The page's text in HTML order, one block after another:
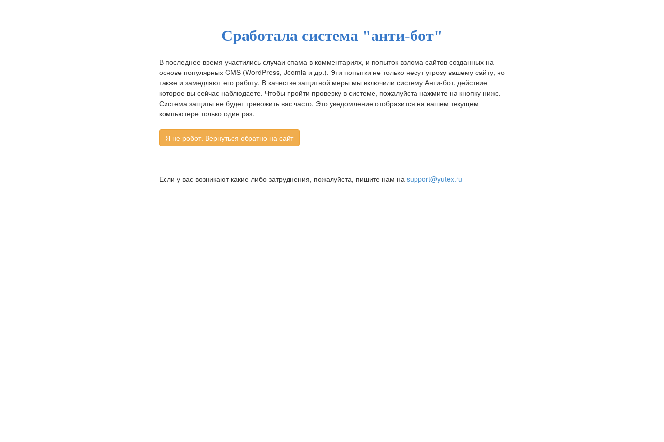
Сработала система "анти-бот"
В последнее время участились случаи спама в комментариях, и попыток взлома сайтов созданных на
основе популярных CMS (WordPress, Joomla и др.). Эти попытки не только несут угрозу вашему сайту, но
также и замедляют его работу. В качестве защитной меры мы включили систему Анти-бот, действие
которое вы сейчас наблюдаете. Чтобы пройти проверку в системе, пожалуйста нажмите на кнопку ниже.
Система защиты не будет тревожить вас часто. Это уведомление отобразится на вашем текущем
компьютере только один раз.
Если у вас возникают какие-либо затруднения, пожалуйста, пишите нам на support@yutex.ru